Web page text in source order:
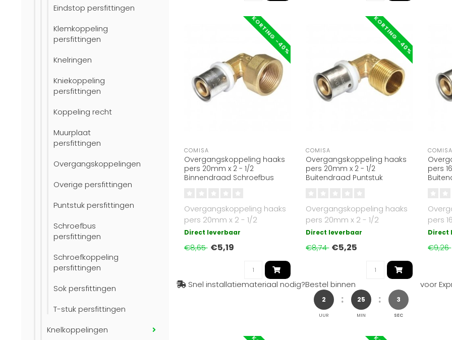
Eindstop persfittingen
Klemkoppeling
persfittingen
Knelringen
Kniekoppeling
persfittingen
Koppeling recht
Muurplaat
persfittingen
Overgangskoppelingen
Overige persfittingen
Puntstuk persfittingen
Schroefbus
persfittingen
Schroefkoppeling
persfittingen
Sok persfittingen
T-stuk persfittingen
Knelkoppelingen
KORTING -40%
COMISA
Overgangskoppeling haaks
pers 20mm x 2 - 1/2
Binnendraad Schroefbus
Overgangskoppeling haaks
pers 20mm x 2 - 1/2
inchBinnendraad KIWA
gekeurd..
Direct leverbaar
€8,65 €5,19
KORTING -40%
COMISA
Overgangskoppeling haaks
pers 20mm x 2 - 1/2
Buitendraad Puntstuk
Overgangskoppeling haaks
pers 20mm x 2 - 1/2
inchBuitendraad
Direct leverbaar
€8,74 €5,25
COMISA
pers
pers
Direct
€9,26
Snel installatiemateriaal nodig?Bestel binnen
2
UUR
25
MIN
2
SEC
voor